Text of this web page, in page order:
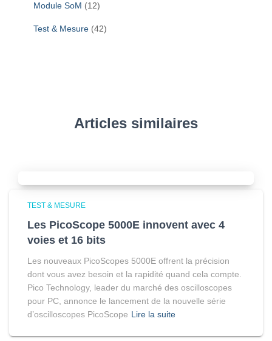
Module SoM (12)
Test & Mesure (42)
Articles similaires
TEST & MESURE
Les PicoScope 5000E innovent avec 4
voies et 16 bits
Les nouveaux PicoScopes 5000E offrent la précision
dont vous avez besoin et la rapidité quand cela compte.
Pico Technology, leader du marché des oscilloscopes
pour PC, annonce le lancement de la nouvelle série
d’oscilloscopes PicoScope Lire la suite